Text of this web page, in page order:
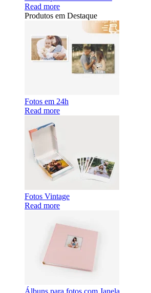
Read more
Produtos em Destaque
Fotos em 24h
Read more
Fotos Vintage
Read more
Álbuns para fotos com Janela